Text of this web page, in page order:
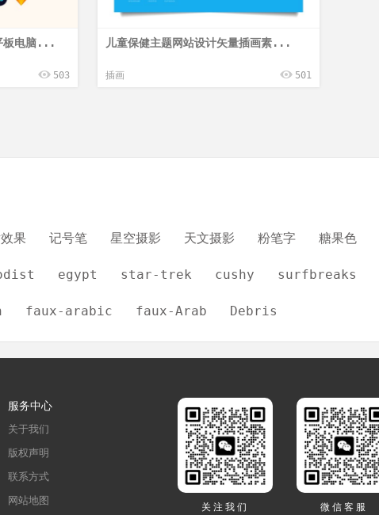
板电脑...
503
儿童保健主题网站设计矢量插画素...
插画 501
果 记号笔 星空摄影 天文摄影 粉笔字 糖果色
egypt star-trek cushy surfbreaks
faux-arabic faux-Arab Debris
服务中心
关于我们
版权声明
联系方式
网站地图
关注我们 微信客服